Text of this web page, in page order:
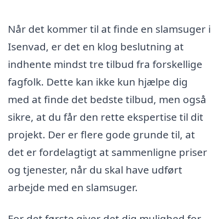
Når det kommer til at finde en slamsuger i
Isenvad, er det en klog beslutning at
indhente mindst tre tilbud fra forskellige
fagfolk. Dette kan ikke kun hjælpe dig
med at finde det bedste tilbud, men også
sikre, at du får den rette ekspertise til dit
projekt. Der er flere gode grunde til, at
det er fordelagtigt at sammenligne priser
og tjenester, når du skal have udført
arbejde med en slamsuger.